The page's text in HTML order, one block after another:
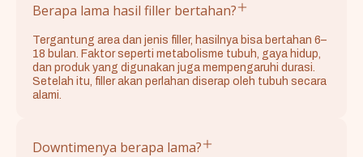
Berapa lama hasil filler bertahan?
Tergantung area dan jenis filler, hasilnya bisa bertahan 6–
18 bulan. Faktor seperti metabolisme tubuh, gaya hidup,
dan produk yang digunakan juga mempengaruhi durasi.
Setelah itu, filler akan perlahan diserap oleh tubuh secara
alami.
Downtimenya berapa lama?